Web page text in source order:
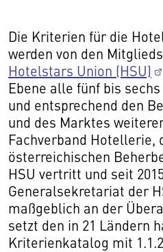
Die Kriterien für die
werden von den
Hotelstars Union (HSU)
Ebene alle fünf bis
und entsprechend den
und des Marktes
Fachverband Hotellerie,
österreichischen
HSU vertritt und seit
Generalsekretariat der
maßgeblich an der
setzt den in 21 Ländern
Kriterienkatalog mit